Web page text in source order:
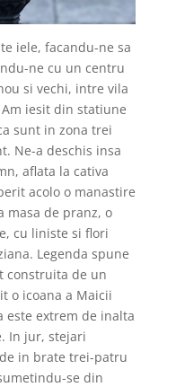
iele, facandu-ne sa
ne cu un centru
si vechi, intre vila
iesit din statiune
sunt in zona trei
Ne-a deschis insa
aflata la cativa
acolo o manastire
masa de pranz, o
cu liniste si flori
Legenda spune
construita de un
o icoana a Maicii
este extrem de inalta
In jur, stejari
in brate trei-patru
se din